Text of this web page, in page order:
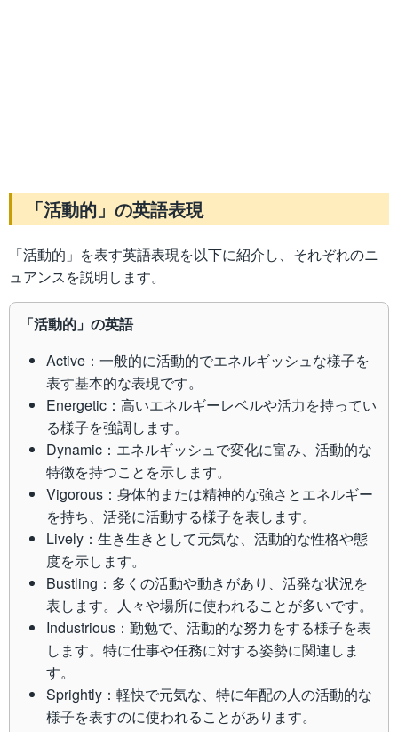
「活動的」の英語表現
「活動的」を表す英語表現を以下に紹介し、それぞれのニ
ュアンスを説明します。
「活動的」の英語
Active：一般的に活動的でエネルギッシュな様子を
表す基本的な表現です。
Energetic：高いエネルギーレベルや活力を持ってい
る様子を強調します。
Dynamic：エネルギッシュで変化に富み、活動的な
特徴を持つことを示します。
Vigorous：身体的または精神的な強さとエネルギー
を持ち、活発に活動する様子を表します。
Lively：生き生きとして元気な、活動的な性格や態
度を示します。
Bustling：多くの活動や動きがあり、活発な状況を
表します。人々や場所に使われることが多いです。
Industrious：勤勉で、活動的な努力をする様子を表
します。特に仕事や任務に対する姿勢に関連しま
す。
Sprightly：軽快で元気な、特に年配の人の活動的な
様子を表すのに使われることがあります。